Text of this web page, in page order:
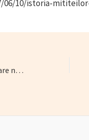
06/10/istoria-
Despre mâncarea tradițională care nu e românească și alte tâmpenii (azi – mielul de Paști)